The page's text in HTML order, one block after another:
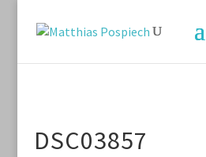
DSC03857